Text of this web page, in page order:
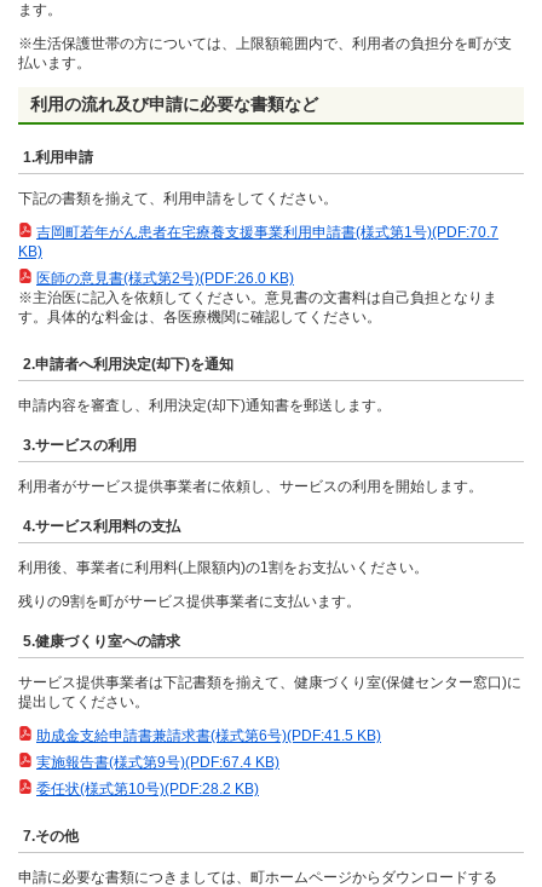
ます。
※生活保護世帯の方については、上限額範囲内で、利用者の負担分を町が支
払います。
利用の流れ及び申請に必要な書類など
1.利用申請
下記の書類を揃えて、利用申請をしてください。
吉岡町若年がん患者在宅療養支援事業利用申請書(様式第1号)(PDF:70.7
KB)
医師の意見書(様式第2号)(PDF:26.0 KB)
※主治医に記入を依頼してください。意見書の文書料は自己負担となりま
す。具体的な料金は、各医療機関に確認してください。
2.申請者へ利用決定(却下)を通知
申請内容を審査し、利用決定(却下)通知書を郵送します。
3.サービスの利用
利用者がサービス提供事業者に依頼し、サービスの利用を開始します。
4.サービス利用料の支払
利用後、事業者に利用料(上限額内)の1割をお支払いください。
残りの9割を町がサービス提供事業者に支払います。
5.健康づくり室への請求
サービス提供事業者は下記書類を揃えて、健康づくり室(保健センター窓口)に
提出してください。
助成金支給申請書兼請求書(様式第6号)(PDF:41.5 KB)
実施報告書(様式第9号)(PDF:67.4 KB)
委任状(様式第10号)(PDF:28.2 KB)
7.その他
申請に必要な書類につきましては、町ホームページからダウンロードする